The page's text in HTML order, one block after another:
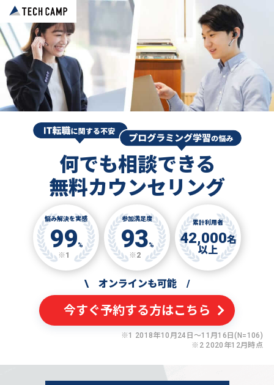
何でも相談できる
無料カウンセリング
悩み解決を実感
99%
※1
参加満足度
93%
※2
累計利用者
42,000名
以上
\ オンラインも可能 /
今すぐ予約する方はこちら
※1 2018年10月24日〜11月16日(N=106)
※2 2020年12月時点